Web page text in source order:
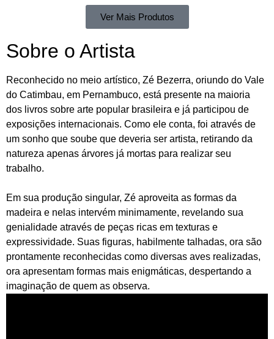
Ver Mais Produtos
Sobre o Artista
Reconhecido no meio artístico, Zé Bezerra, oriundo do Vale
do Catimbau, em Pernambuco, está presente na maioria
dos livros sobre arte popular brasileira e já participou de
exposições internacionais. Como ele conta, foi através de
um sonho que soube que deveria ser artista, retirando da
natureza apenas árvores já mortas para realizar seu
trabalho.
Em sua produção singular, Zé aproveita as formas da
madeira e nelas intervém minimamente, revelando sua
genialidade através de peças ricas em texturas e
expressividade. Suas figuras, habilmente talhadas, ora são
prontamente reconhecidas como diversas aves realizadas,
ora apresentam formas mais enigmáticas, despertando a
imaginação de quem as observa.